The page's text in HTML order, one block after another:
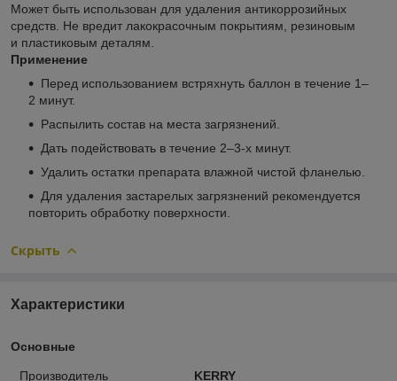
Может быть использован для удаления антикоррозийных
средств. Не вредит лакокрасочным покрытиям, резиновым
и пластиковым деталям.
Применение
Перед использованием встряхнуть баллон в течение 1–
2 минут.
Распылить состав на места загрязнений.
Дать подействовать в течение 2–3-х минут.
Удалить остатки препарата влажной чистой фланелью.
Для удаления застарелых загрязнений рекомендуется
повторить обработку поверхности.
Скрыть
Характеристики
Основные
Производитель
KERRY